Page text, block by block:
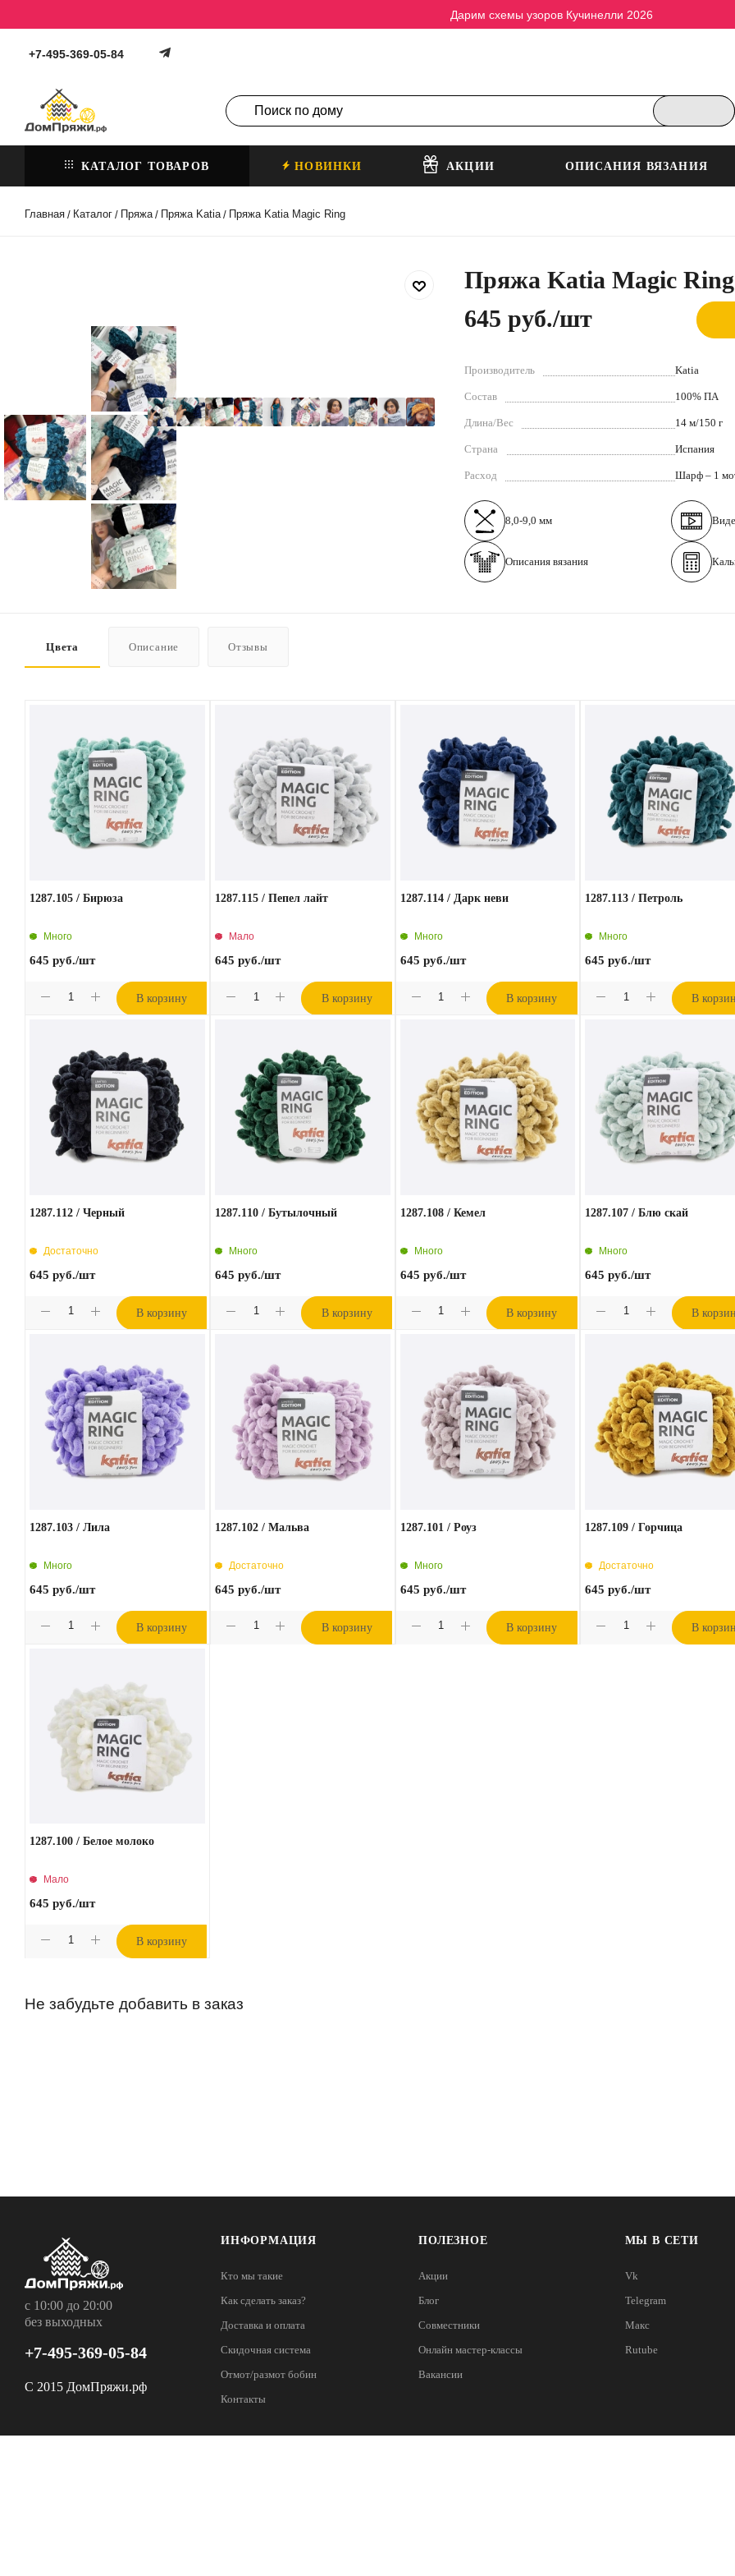
Дарим схемы узоров Кучинелли 2026
+7-495-369-05-84
КАТАЛОГ ТОВАРОВ НОВИНКИ АКЦИИ ОПИСАНИЯ ВЯЗАНИЯ
Главная / Каталог / Пряжа / Пряжа Katia / Пряжа Katia Magic Ring
Пряжа Katia Magic Ring
645 руб./шт
Производитель Katia
Состав 100% ПА
Длина/Вес 14 м/150 г
Страна Испания
Расход Шарф – 1
8,0-9,0 мм
Описания вязания
Цвета Описание Отзывы
1287.105 / Бирюза
Много
645 руб./шт
В корзину
1287.115 / Пепел лайт
Мало
645 руб./шт
В корзину
1287.114 / Дарк неви
Много
645 руб./шт
В корзину
1287.113 / Петроль
Много
645 руб./шт
В
1287.112 / Черный
Достаточно
645 руб./шт
В корзину
1287.110 / Бутылочный
Много
645 руб./шт
В корзину
1287.108 / Кемел
Много
645 руб./шт
В корзину
1287.107 / Блю скай
Много
645 руб./шт
В
1287.103 / Лила
Много
645 руб./шт
В корзину
1287.102 / Мальва
Достаточно
645 руб./шт
В корзину
1287.101 / Роуз
Много
645 руб./шт
В корзину
1287.109 / Горчица
Достаточно
645 руб./шт
В
1287.100 / Белое молоко
Мало
645 руб./шт
В корзину
Не забудьте добавить в заказ
с 10:00 до 20:00
без выходных
+7-495-369-05-84
С 2015 ДомПряжи.рф
ИНФОРМАЦИЯ
Кто мы такие
Как сделать заказ?
Доставка и оплата
Скидочная система
Отмот/размот бобин
Контакты
ПОЛЕЗНОЕ
Акции
Блог
Совместники
Онлайн мастер-классы
Вакансии
МЫ В СЕТИ
Vk
Telegram
Макс
Rutube